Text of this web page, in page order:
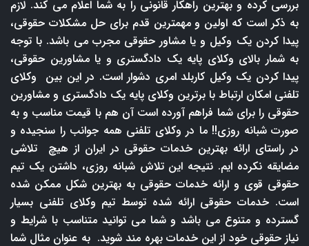
بررسی کرده و بهترین راهکار قانونی را به شما اعلام می کند. لازم
به ذکر است که اولین و مهمترین قدم برای حل مشکلات حقوقی،
پیدا کردن یک وکیل و یا مشاور حقوقی مجرب می باشد. با توجه
به شمار بالای وکلای پایه یک دادگستری و یا مشاورین حقوقی،
پیدا کردن یک وکیل کاربلد امری دشوار است. در این بین وکلای
تلفنی امکان ارتباط با برترین وکلای پایه یک دادگستری و مشاورین
حقوقی را برای شما فراهم آورده است آن هم با قیمت مناسب و به
صورت شبانه روزی!! ما در وکلای تلفنی همه جوانب را سنجیده و
در راستای ارائه بهترین خدمات حقوقی در ایران از هیچ تلاشی
مضایقه نکرده ایم. نتیجه این تلاش شبانه روزی، داشتن یک تیم
حقوقی قوی و ارائه خدمات حقوقی به بهترین شکل ممکن شده
است. خدمات حقوقی ارائه شده توسط تیم وکلای تلفنی بسیار
گسترده و متنوع می باشد و شما می توانید متناسب با شرایط و
نیاز حقوقی خود از این خدمات بهره مند شوید. به عنوان مثال شما